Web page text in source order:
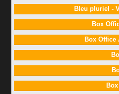
Bleu pluriel -
Box
Box